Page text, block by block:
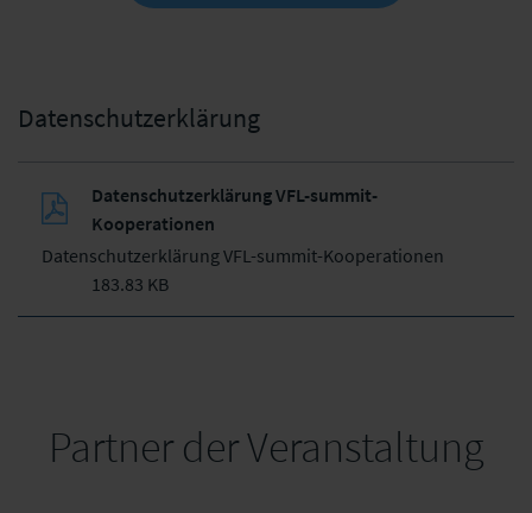
Datenschutzerklärung
Datenschutzerklärung VFL-summit-
Kooperationen
Datenschutzerklärung VFL-summit-Kooperationen
183.83 KB
Partner der Veranstaltung